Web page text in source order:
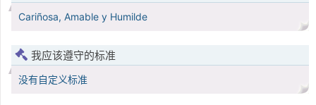
Cariñosa, Amable y Humilde
我应该遵守的标准
没有自定义标准